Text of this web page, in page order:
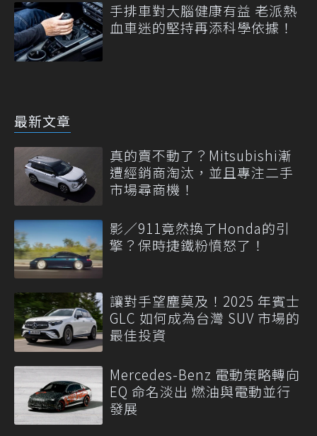
手排車對大腦健康有益 老派熱
血車迷的堅持再添科學依據！
最新文章
真的賣不動了？Mitsubishi漸
遭經銷商淘汰，並且專注二手
市場尋商機！
影／911竟然換了Honda的引
擎？保時捷鐵粉憤怒了！
讓對手望塵莫及！2025 年賓士
GLC 如何成為台灣 SUV 市場的
最佳投資
Mercedes-Benz 電動策略轉向
EQ 命名淡出 燃油與電動並行
發展